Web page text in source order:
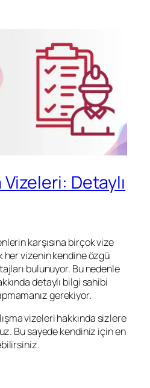
Vizeleri: Detaylı
karşısına birçok vize
her vizenin kendine özgü
bulunuyor. Bu nedenle
detaylı bilgi sahibi
gerekiyor.
vizeleri hakkında sizlere
Bu sayede kendiniz için en